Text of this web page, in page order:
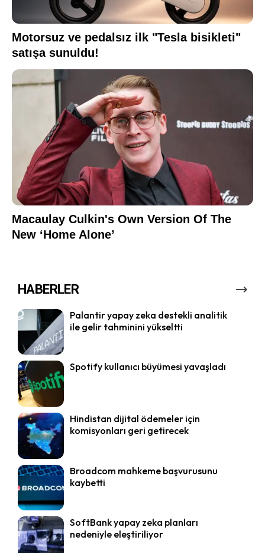
HABERLER
Palantir yapay zeka destekli analitik
ile gelir tahminini yükseltti
Spotify kullanıcı büyümesi yavaşladı
Hindistan dijital ödemeler için
komisyonları geri getirecek
Broadcom mahkeme başvurusunu
kaybetti
SoftBank yapay zeka planları
nedeniyle eleştiriliyor